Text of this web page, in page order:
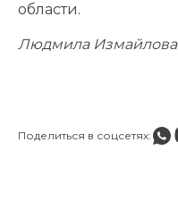
области.
Людмила Измайлова
Поделиться в соцсетях: